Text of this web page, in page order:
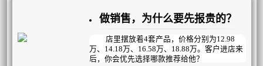
作看作是一项伟大的事业，充满热情和动力。
他的态度非常积极，目标远大，因此十年后他
成为了前两人的老板。
这个故事告诉我们，同样的工作，不同的
等；然而美容师常跟踪的都是常消费的AB客，
对于来得不勤，需要深度挖掘的CD客很疏离，
不管不问，活生生把顾客管跑了；等需要业绩
时才想起顾客时，早已离我们而去了！
我们都知道，美容行业的门槛很低，从业
者的整体文化素质不高，美容门店经营的好
坏，大部分人将其归为运气，比如：选对了地
段、赶上了好时候等。其实不然，美业有其自
身的经营规律。
做销售，为什么要先报贵的？
店里摆放着4套产品，价格分别为12.98
万、14.18万、16.58万、18.88万。客户进店来
后，你会优先选择哪款推荐给他？